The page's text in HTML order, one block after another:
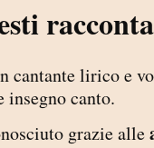
cantante lirico e
insegno canto.
grazie alle